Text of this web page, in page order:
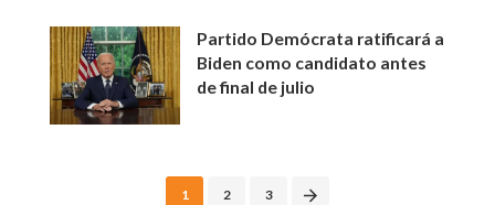
Partido Demócrata ratificará a
Biden como candidato antes
de final de julio
1 2 3